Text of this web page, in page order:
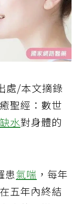
處/本文摘錄
聖經：數世
缺水對身體的
患氣喘 ，每年
五年內終結